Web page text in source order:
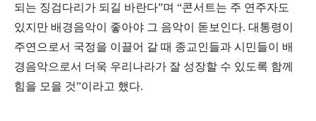
되는 징검다리가 되길 바란다”며 “콘서트는 주 연주자도
있지만 배경음악이 좋아야 그 음악이 돋보인다. 대통령이
주연으로서 국정을 이끌어 갈 때 종교인들과 시민들이 배
경음악으로서 더욱 우리나라가 잘 성장할 수 있도록 함께
힘을 모을 것”이라고 했다.